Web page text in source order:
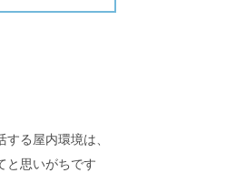
る屋内環境は、
と思いがちです